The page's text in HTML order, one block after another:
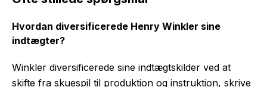
Hvordan diversificerede Henry Winkler sine
indtægter?
Winkler diversificerede sine indtægtskilder ved at
skifte fra skuespil til produktion og instruktion, skrive